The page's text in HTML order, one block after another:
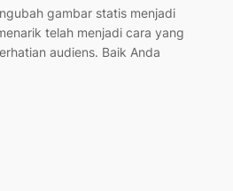
gambar statis menjadi
telah menjadi cara yang
audiens. Baik Anda